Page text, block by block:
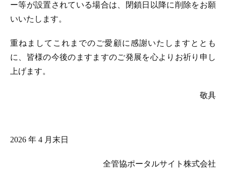
ー等が設置されている場合は、閉鎖日以降に削除をお願
いいたします。
重ねましてこれまでのご愛顧に感謝いたしますととも
に、皆様の今後のますますのご発展を心よりお祈り申し
上げます。
敬具
2026 年 4 月末日
全管協ポータルサイト株式会社